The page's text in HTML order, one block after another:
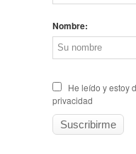
Nombre:
He leído y estoy
privacidad